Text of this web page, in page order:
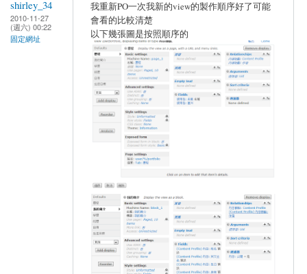
shirley_34
2010-11-27
(週六) 00:22
固定網址
我重新PO一次我新的view的製作順序好了可能
會看的比較清楚
以下幾張圖是按照順序的